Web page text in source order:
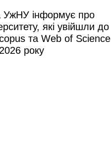
УжНУ інформує про
які увійшли до
та Web of Science
2026 року